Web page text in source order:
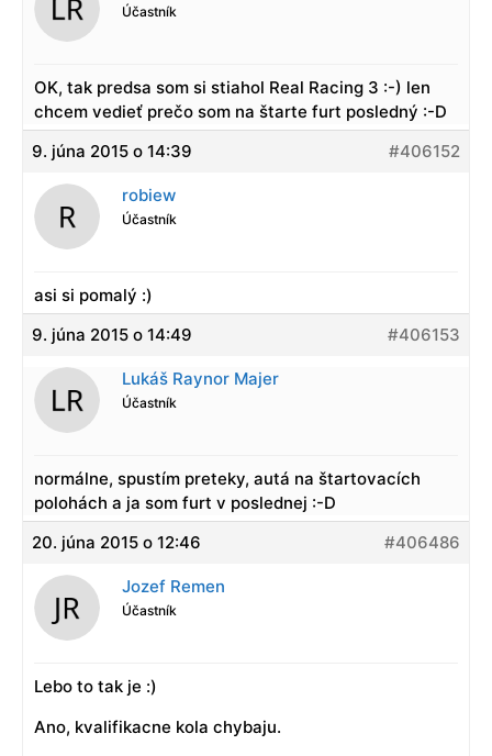
Účastník
OK, tak predsa som si stiahol Real Racing 3 :-) len
chcem vedieť prečo som na štarte furt posledný :-D
9. júna 2015 o 14:39
#406152
robiew
Účastník
asi si pomalý :)
9. júna 2015 o 14:49
#406153
Lukáš Raynor Majer
Účastník
normálne, spustím preteky, autá na štartovacích
polohách a ja som furt v poslednej :-D
20. júna 2015 o 12:46
#406486
Jozef Remen
Účastník
Lebo to tak je :)
Ano, kvalifikacne kola chybaju.